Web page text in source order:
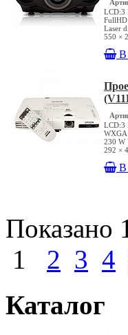
LCD:3
FullHD
Laser
550 ×
В
LCD:3
230 W
292 ×
В
Показано
1
2 3 4
Каталог